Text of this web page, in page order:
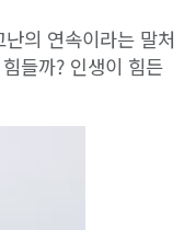
의 연속이라는 말처
들까? 인생이 힘든